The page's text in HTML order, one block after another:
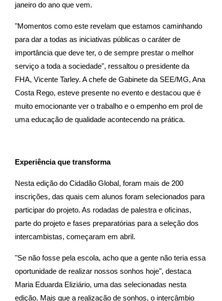
janeiro do ano que vem.
"Momentos como este revelam que estamos caminhando
para dar a todas as iniciativas públicas o caráter de
importância que deve ter, o de sempre prestar o melhor
serviço a toda a sociedade", ressaltou o presidente da
FHA, Vicente Tarley. A chefe de Gabinete da SEE/MG, Ana
Costa Rego, esteve presente no evento e destacou que é
muito emocionante ver o trabalho e o empenho em prol de
uma educação de qualidade acontecendo na prática.
Experiência que transforma
Nesta edição do Cidadão Global, foram mais de 200
inscrições, das quais cem alunos foram selecionados para
participar do projeto. As rodadas de palestra e oficinas,
parte do projeto e fases preparatórias para a seleção dos
intercambistas, começaram em abril.
"Se não fosse pela escola, acho que a gente não teria essa
oportunidade de realizar nossos sonhos hoje", destaca
Maria Eduarda Eliziário, uma das selecionadas nesta
edição. Mais que a realização de sonhos, o intercâmbio